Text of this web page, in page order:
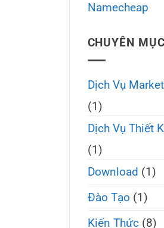
CHUYÊN MỤC
Dịch Vụ
(1)
Dịch Vụ Thiết
(1)
Download (1)
Đào Tạo (1)
Kiến Thức(8)